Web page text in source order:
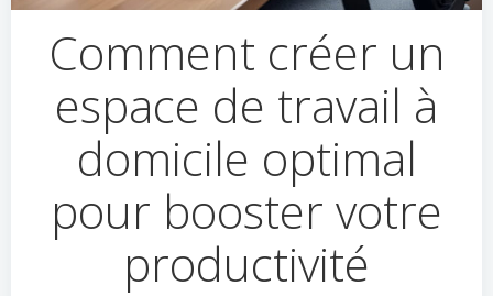
Comment créer un
espace de travail à
domicile optimal
pour booster votre
productivité